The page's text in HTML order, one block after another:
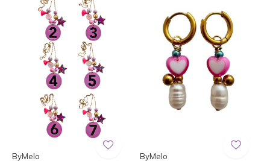
ByMelo ByMelo